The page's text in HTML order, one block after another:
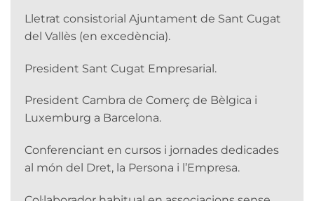
Lletrat consistorial Ajuntament de Sant Cugat
del Vallès (en excedència).
President Sant Cugat Empresarial.
President Cambra de Comerç de Bèlgica i
Luxemburg a Barcelona.
Conferenciant en cursos i jornades dedicades
al món del Dret, la Persona i l’Empresa.